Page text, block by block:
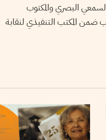
البصري والمكتوب
ضمن المكتب التنفيذي لنقابة